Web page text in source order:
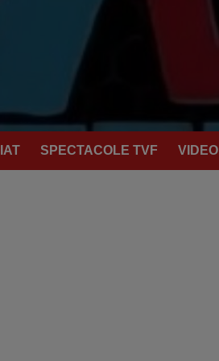
SPECTACOLE TVF VIDEO